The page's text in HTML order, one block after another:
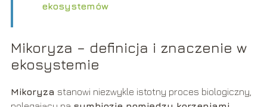
ekosystemów
Mikoryza – definicja i znaczenie w
ekosystemie
Mikoryza stanowi niezwykle istotny proces biologiczny,